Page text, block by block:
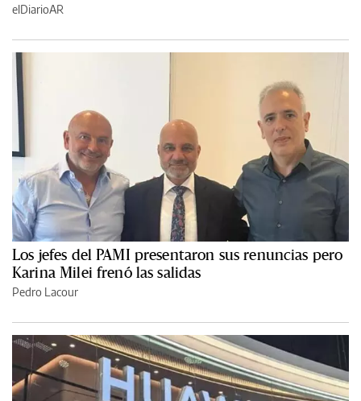
elDiarioAR
Los jefes del PAMI presentaron sus renuncias pero
Karina Milei frenó las salidas
Pedro Lacour